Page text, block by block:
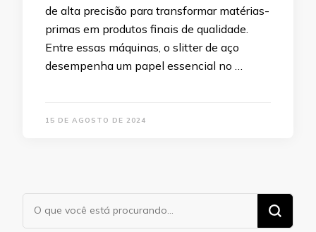
de alta precisão para transformar matérias-
primas em produtos finais de qualidade.
Entre essas máquinas, o slitter de aço
desempenha um papel essencial no …
15 DE AGOSTO DE 2024
Procurando
algo?